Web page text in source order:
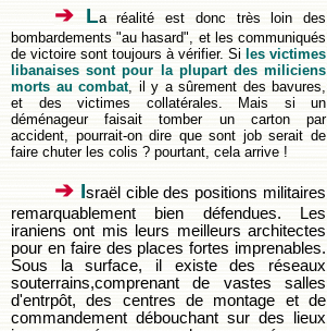
➔ La réalité est donc très loin des
bombardements "au hasard", et les communiqués
de victoire sont toujours à vérifier. Si les victimes
libanaises sont pour la plupart des miliciens
morts au combat, il y a sûrement des bavures,
et des victimes collatérales. Mais si un
déménageur faisait tomber un carton par
accident, pourrait-on dire que sont job serait de
faire chuter les colis ? pourtant, cela arrive !
➔ Israël cible des positions militaires
remarquablement bien défendues. Les
iraniens ont mis leurs meilleurs architectes
pour en faire des places fortes imprenables.
Sous la surface, il existe des réseaux
souterrains,comprenant de vastes salles
d'entrpôt, des centres de montage et de
commandement débouchant sur des lieux